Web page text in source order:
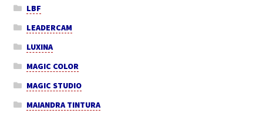
LBF
LEADERCAM
LUXINA
MAGIC COLOR
MAGIC STUDIO
MAIANDRA TINTURA